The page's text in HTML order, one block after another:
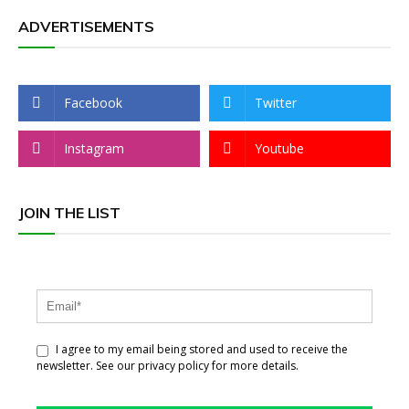
ADVERTISEMENTS
Facebook Twitter
Instagram Youtube
JOIN THE LIST
I agree to my email being stored and used to receive the
newsletter. See our privacy policy for more details.